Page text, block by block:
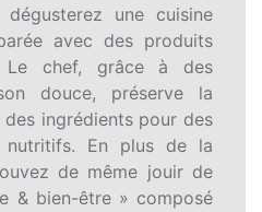
dégusterez une cuisine
avec des produits
Le chef, grâce à des
douce, préserve la
ingrédients pour des
nutritifs. En plus de la
de même jouir de
& bien-être » composé